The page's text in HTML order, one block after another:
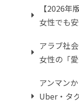
【2026年
女性でも
アラブ社
女性の「
アンマン
Uber・タ